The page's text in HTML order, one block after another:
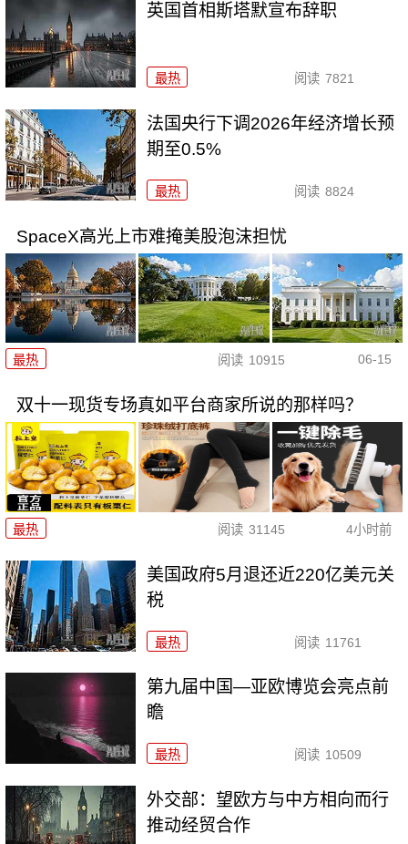
英国首相斯塔默宣布辞职
最热 阅读 7821
法国央行下调2026年经济增长预
期至0.5%
最热 阅读 8824
SpaceX高光上市难掩美股泡沫担忧
最热 阅读 10915 06-15
双十一现货专场真如平台商家所说的那样吗？
最热 阅读 31145 4小时前
美国政府5月退还近220亿美元关
税
最热 阅读 11761
第九届中国—亚欧博览会亮点前
瞻
最热 阅读 10509
外交部：望欧方与中方相向而行
推动经贸合作